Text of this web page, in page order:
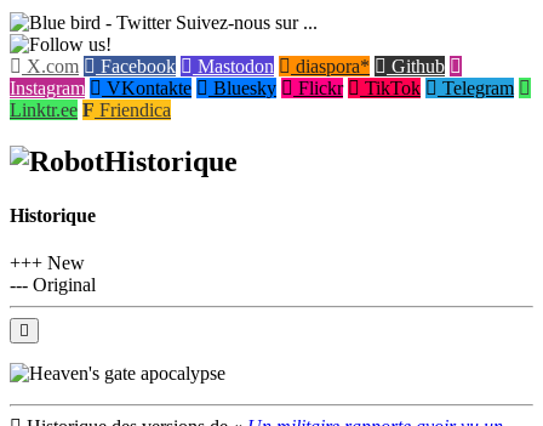
Suivez-nous sur ...
X.com Facebook Mastodon diaspora*
Github
Instagram
VKontakte Bluesky Flickr TikTok
Telegram
Linktr.ee
Friendica
Historique
Historique
+++ New
--- Original